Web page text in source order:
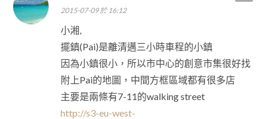
2015-07-09 於 16:12
小湘,
擺鎮(Pai)是離清邁三小時車程的小鎮
因為小鎮很小，所以市中心的創意市集很好找
附上Pai的地圖，中間方框區域都有很多店
主要是兩條有7-11的walking street
http://s3-eu-west-